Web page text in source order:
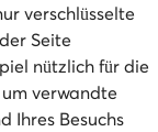
verschlüsselte
Seite
nützlich für die
verwandte
Ihres Besuchs